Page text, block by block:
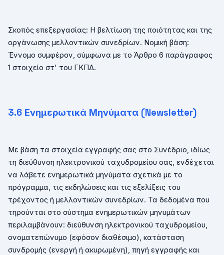
Σκοπός επεξεργασίας: Η βελτίωση της ποιότητας και της
οργάνωσης μελλοντικών συνεδρίων. Νομική βάση:
Έννομο συμφέρον, σύμφωνα με το Άρθρο 6 παράγραφος
1 στοιχείο στ' του ΓΚΠΔ.
3.6 Ενημερωτικά Μηνύματα (Newsletter)
Με βάση τα στοιχεία εγγραφής σας στο Συνέδριο, ιδίως
τη διεύθυνση ηλεκτρονικού ταχυδρομείου σας, ενδέχεται
να λάβετε ενημερωτικά μηνύματα σχετικά με το
πρόγραμμα, τις εκδηλώσεις και τις εξελίξεις του
τρέχοντος ή μελλοντικών συνεδρίων. Τα δεδομένα που
τηρούνται στο σύστημα ενημερωτικών μηνυμάτων
περιλαμβάνουν: διεύθυνση ηλεκτρονικού ταχυδρομείου,
ονοματεπώνυμο (εφόσον διαθέσιμο), κατάσταση
συνδρομής (ενεργή ή ακυρωμένη), πηγή εγγραφής και